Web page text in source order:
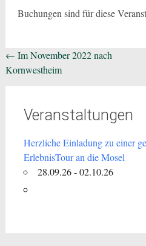
Buchungen sind für diese
Beitragsnavigation
← Im November 2022 nach
Kornwestheim
Veranstaltungen
Herzliche Einladung zu einer
ErlebnisTour an die Mosel
28.09.26 - 02.10.26